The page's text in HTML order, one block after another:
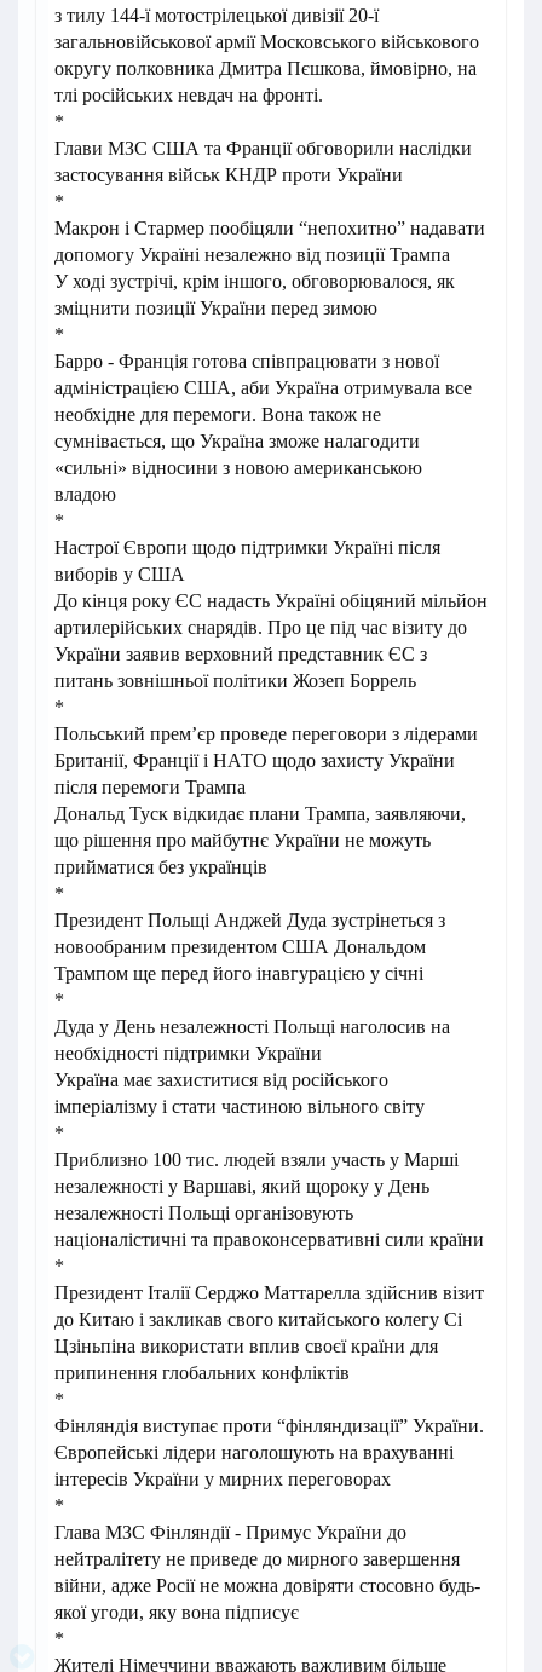
з тилу 144-ї мотострілецької дивізії 20-ї
загальновійськової армії Московського військового
округу полковника Дмитра Пєшкова, ймовірно, на
тлі російських невдач на фронті.
*
Глави МЗС США та Франції обговорили наслідки
застосування військ КНДР проти України
*
Макрон і Стармер пообіцяли “непохитно” надавати
допомогу Україні незалежно від позиції Трампа
У ході зустрічі, крім іншого, обговорювалося, як
зміцнити позиції України перед зимою
*
Барро - Франція готова співпрацювати з нової
адміністрацією США, аби Україна отримувала все
необхідне для перемоги. Вона також не
сумнівається, що Україна зможе налагодити
«сильні» відносини з новою американською
владою
*
Настрої Європи щодо підтримки Україні після
виборів у США
До кінця року ЄС надасть Україні обіцяний мільйон
артилерійських снарядів. Про це під час візиту до
України заявив верховний представник ЄС з
питань зовнішньої політики Жозеп Боррель
*
Польський прем’єр проведе переговори з лідерами
Британії, Франції і НАТО щодо захисту України
після перемоги Трампа
Дональд Туск відкидає плани Трампа, заявляючи,
що рішення про майбутнє України не можуть
прийматися без українців
*
Президент Польщі Анджей Дуда зустрінеться з
новообраним президентом США Дональдом
Трампом ще перед його інавгурацією у січні
*
Дуда у День незалежності Польщі наголосив на
необхідності підтримки України
Україна має захиститися від російського
імперіалізму і стати частиною вільного світу
*
Приблизно 100 тис. людей взяли участь у Марші
незалежності у Варшаві, який щороку у День
незалежності Польщі організовують
націоналістичні та правоконсервативні сили країни
*
Президент Італії Серджо Маттарелла здійснив візит
до Китаю і закликав свого китайського колегу Сі
Цзіньпіна використати вплив своєї країни для
припинення глобальних конфліктів
*
Фінляндія виступає проти “фінляндизації” України.
Європейські лідери наголошують на врахуванні
інтересів України у мирних переговорах
*
Глава МЗС Фінляндії - Примус України до
нейтралітету не приведе до мирного завершення
війни, адже Росії не можна довіряти стосовно будь-
якої угоди, яку вона підписує
*
Жителі Німеччини вважають важливим більше